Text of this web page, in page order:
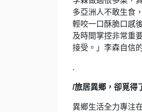
多亞洲人不敢生食
輕咬一口酥脆口感
及時間掌控非常重
接受。」李森自信
.
/旅居異鄉，卻覓得
異鄉生活全力專注